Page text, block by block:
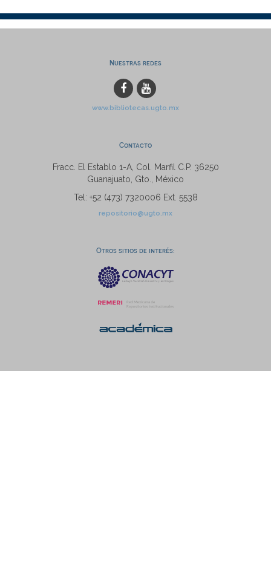
Nuestras redes
www.bibliotecas.ugto.mx
Contacto
Fracc. El Establo 1-A, Col. Marfil C.P. 36250
Guanajuato, Gto., México
Tel: +52 (473) 7320006 Ext. 5538
repositorio@ugto.mx
Otros sitios de interés: